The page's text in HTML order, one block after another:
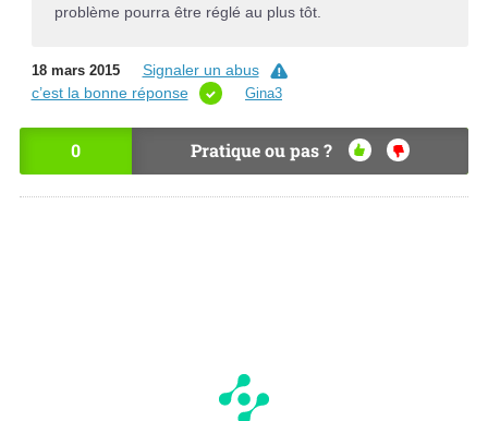
problème pourra être réglé au plus tôt.
18 mars 2015
Signaler un abus
c’est la bonne réponse
Gina3
0 Pratique ou pas ?
OU
I
NO